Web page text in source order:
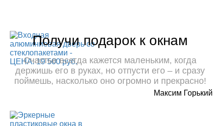
Получи подарок к окнам
Счастье всегда кажется маленьким, когда
держишь его в руках, но отпусти его – и сразу
поймешь, насколько оно огромно и прекрасно!
Максим Горький